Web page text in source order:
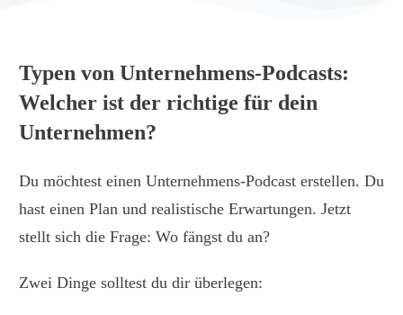
Typen von Unternehmens-Podcasts:
Welcher ist der richtige für dein
Unternehmen?
Du möchtest einen Unternehmens-Podcast erstellen. Du
hast einen Plan und realistische Erwartungen. Jetzt
stellt sich die Frage: Wo fängst du an?
Zwei Dinge solltest du dir überlegen: